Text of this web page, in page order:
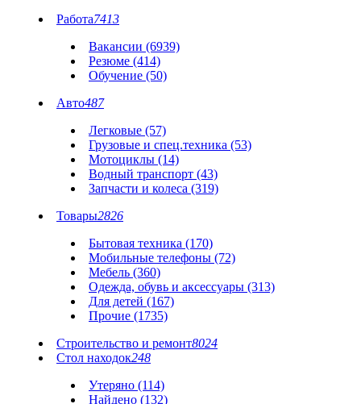
Работа7413
Вакансии (6939)
Резюме (414)
Обучение (50)
Авто487
Легковые (57)
Грузовые и спец.техника (53)
Мотоциклы (14)
Водный транспорт (43)
Запчасти и колеса (319)
Товары2826
Бытовая техника (170)
Мобильные телефоны (72)
Мебель (360)
Одежда, обувь и аксессуары (313)
Для детей (167)
Прочие (1735)
Строительство и ремонт8024
Стол находок248
Утеряно (114)
Найдено (132)